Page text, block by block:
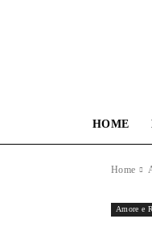
HOME
Home
Amore e